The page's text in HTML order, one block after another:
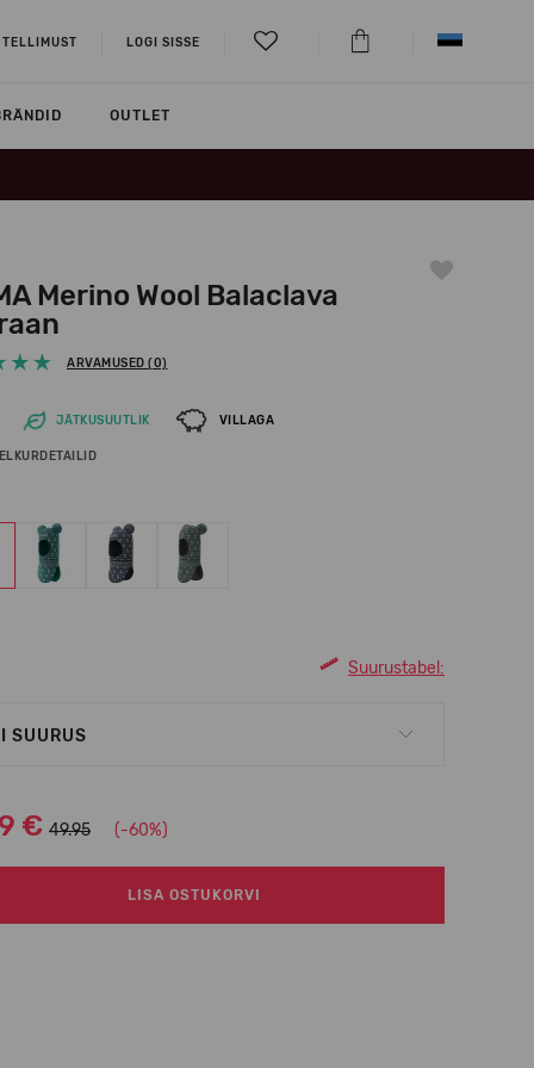
LOGI SISSE
OUTLET
Merino Wool Balaclava
ARVAMUSED (0)
JÄTKUSUUTLIK VILLAGA
Suurustabel:
SUURUS
€ 49.95 (-60%)
LISA OSTUKORVI